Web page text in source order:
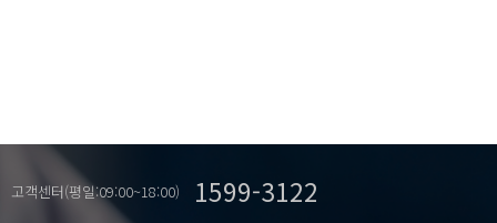
고객센터(평일:09:00~18:00) 1599-3122